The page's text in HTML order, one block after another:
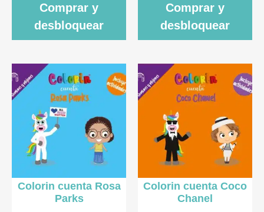
Comprar y
desbloquear
Comprar y
desbloquear
Colorin cuenta Rosa
Parks
Colorin cuenta Coco
Chanel